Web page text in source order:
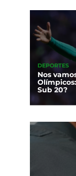
DEPORTES
Nos
Sub 20?